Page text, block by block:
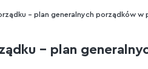
- plan generalnych porządków w
- plan